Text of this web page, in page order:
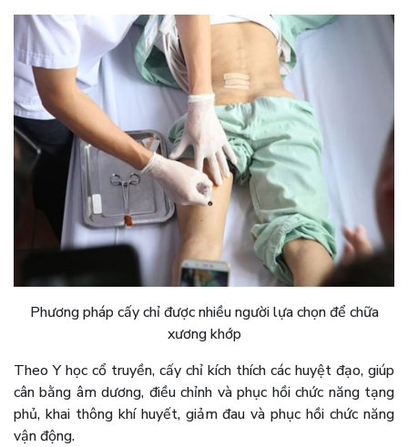
Phương pháp cấy chỉ được nhiều người lựa chọn để chữa
xương khớp
Theo Y học cổ truyền, cấy chỉ kích thích các huyệt đạo, giúp
cân bằng âm dương, điều chỉnh và phục hồi chức năng tạng
phủ, khai thông khí huyết, giảm đau và phục hồi chức năng
vận động.